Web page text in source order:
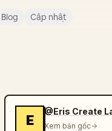
Blog Cập nhật
E
@Eris Create
Xem bản gốc